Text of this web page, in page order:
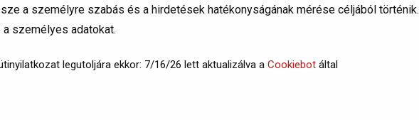
a személyre szabás és a hirdetések hatékonyságának mérése céljából történik.
személyes adatokat.
legutoljára ekkor: 7/16/26 lett aktualizálva a Cookiebotáltal